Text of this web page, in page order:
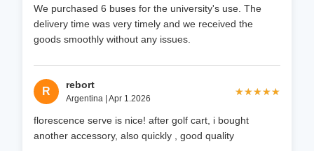
We purchased 6 buses for the university's use. The
delivery time was very timely and we received the
goods smoothly without any issues.
R
rebort
Argentina | Apr 1.2026
★★★★★
★★★★★
florescence serve is nice! after golf cart, i bought
another accessory, also quickly , good quality